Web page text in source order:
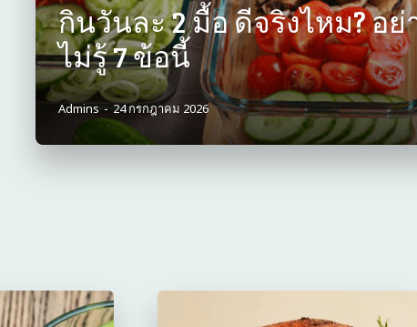
กินวันละ 2 มื้อ ดีจริงไหม? อย่
ไม่รู้ 7 ข้อนี้
Admins - 24 กรกฎาคม 2026